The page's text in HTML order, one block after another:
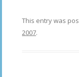
This entry was
2007.